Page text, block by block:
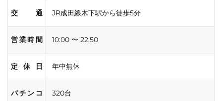
交通 JR成田線木下駅から徒歩5分
営業時間 10:00 〜 22:50
定休日 年中無休
パチンコ 320台